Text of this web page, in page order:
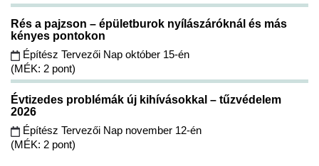
Rés a pajzson – épületburok nyílászáróknál és más
kényes pontokon
Építész Tervezői Nap október 15-én
(MÉK: 2 pont)
Évtizedes problémák új kihívásokkal – tűzvédelem
2026
Építész Tervezői Nap november 12-én
(MÉK: 2 pont)